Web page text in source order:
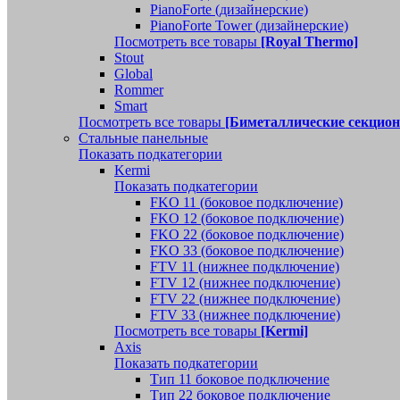
PianoForte (дизайнерские)
PianoForte Tower (дизайнерские)
Посмотреть все товары [Royal Thermo]
Stout
Global
Rommer
Smart
Посмотреть все товары [Биметаллические
Стальные панельные
Показать подкатегории
Kermi
Показать подкатегории
FKO 11 (боковое подключение)
FKO 12 (боковое подключение)
FKO 22 (боковое подключение)
FKO 33 (боковое подключение)
FTV 11 (нижнее подключение)
FTV 12 (нижнее подключение)
FTV 22 (нижнее подключение)
FTV 33 (нижнее подключение)
Посмотреть все товары [Kermi]
Axis
Показать подкатегории
Тип 11 боковое подключение
Тип 22 боковое подключение